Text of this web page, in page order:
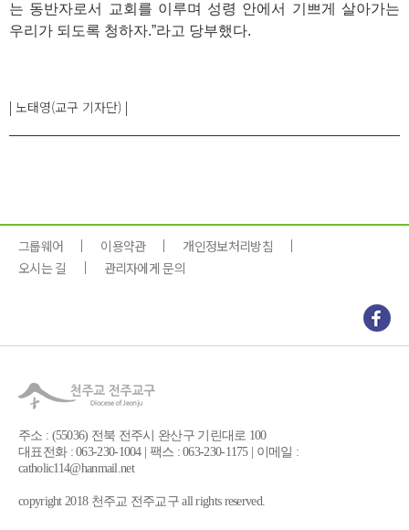
는 동반자로서 교회를 이루며 성령 안에서 기쁘게 살아가는
우리가 되도록 청하자.”라고 당부했다.
| 노태영(교구 기자단) |
그룹웨어 이용약관
개인정보처리방침
오시는 길
관리자에게 문의
주소 : (55036) 전북 전주시 완산구 기린대로 100
대표전화 : 063-230-1004 | 팩스 : 063-230-1175 | 이메일 :
catholic114@hanmail.net
copyright 2018 천주교 전주교구 all rights reserved.